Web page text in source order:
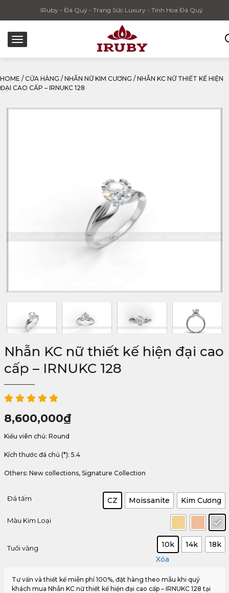
IRuby - Đá Quý - Trang Sức Luxury - Tinh Hoa Đá Quý
HOME / CỬA HÀNG / NHẪN NỮ KIM CƯƠNG / NHẪN KC NỮ THIẾT KẾ HIỆN
ĐẠI CAO CẤP – IRNUKC 128
Nhẫn KC nữ thiết kế hiện đại cao
cấp – IRNUKC 128
8,600,000₫
Kiểu viên chủ: Round
Kích thước đá chủ (*): 5.4
Others: New collections, Signature Collection
Đá tấm CZ Moissanite Kim Cương
Màu Kim Loại
Tuổi vàng 10k 14k
18k
Xóa
Tư vấn và thiết kế miễn phí 100%, đặt hàng theo mẫu khi quý
khách mua Nhẫn KC nữ thiết kế hiện đại cao cấp – IRNUKC 128 tại